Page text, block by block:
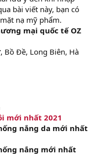
bài viết này, bạn có
nạ mỹ phẩm.
mại quốc tế OZ
Bồ Đề, Long Biên, Hà
mới nhất 2021
nắng da mới nhất
nắng mới nhất